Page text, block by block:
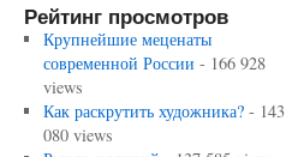
Рейтинг просмотров
Крупнейшие меценаты
современной России - 166 928
views
Как раскрутить художника?- 143
080 views